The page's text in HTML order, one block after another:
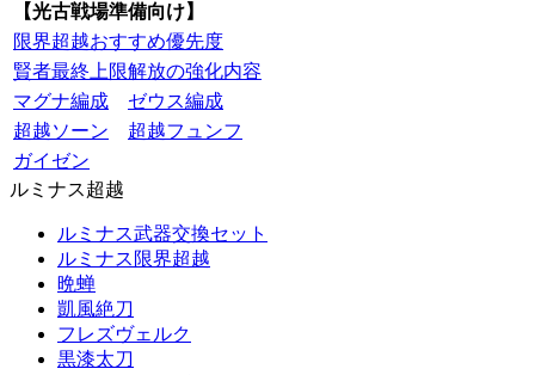
【光古戦場準備向け】
限界超越おすすめ優先度
賢者最終上限解放の強化内容
マグナ編成
ゼウス編成
超越ソーン
超越フュンフ
ガイゼン
ルミナス超越
ルミナス武器交換セット
ルミナス限界超越
晩蝉
凱風絶刀
フレズヴェルク
黒漆太刀